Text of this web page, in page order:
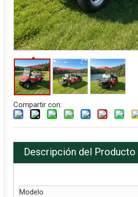
Compartir con:
Descripción del Producto
Modelo